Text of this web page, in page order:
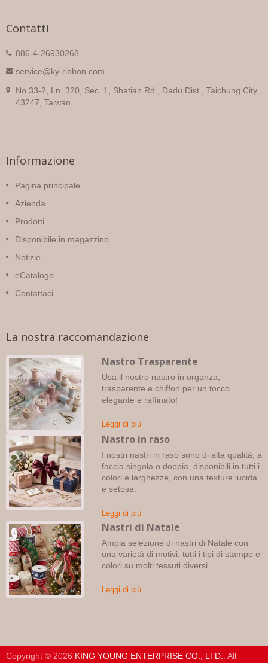
Contatti
886-4-26930268
service@ky-ribbon.com
No.33-2, Ln. 320, Sec. 1, Shatian Rd., Dadu Dist., Taichung City
43247, Taiwan
Informazione
Pagina principale
Azienda
Prodotti
Disponibile in magazzino
Notizie
eCatalogo
Contattaci
La nostra raccomandazione
Nastro Trasparente
Usa il nostro nastro in organza,
trasparente e chiffon per un tocco
elegante e raffinato!
Leggi di più
Nastro in raso
I nostri nastri in raso sono di alta qualità, a
faccia singola o doppia, disponibili in tutti i
colori e larghezze, con una texture lucida
e setosa.
Leggi di più
Nastri di Natale
Ampia selezione di nastri di Natale con
una varietà di motivi, tutti i tipi di stampe e
colori su molti tessuti diversi.
Leggi di più
Copyright © 2026 KING YOUNG ENTERPRISE CO., LTD.
. All